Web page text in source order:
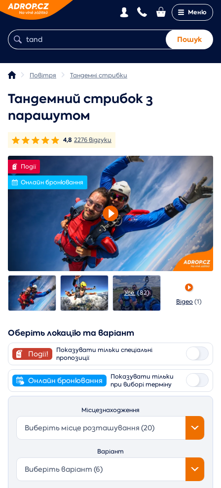
Меню
Пошук
Повітря Тандемні стрибки
Тандемний стрибок з
парашутом
4,8 2276 відгуки
Події
Онлайн бронювання
Усе.(82)
Відео(1)
Оберіть локацію та варіант
Події!
Показувати тільки спеціальні
пропозиції
Онлайн бронювання
Показувати тільки
при виборі терміну
Місцезнаходження
Виберіть місце розташування (20)
Варіант
Виберіть варіант (6)